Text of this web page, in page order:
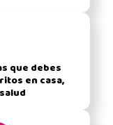
que debes
en casa,